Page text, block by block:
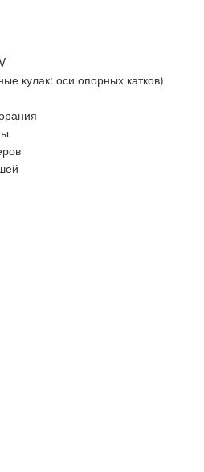
кулак: оси опорных катков)